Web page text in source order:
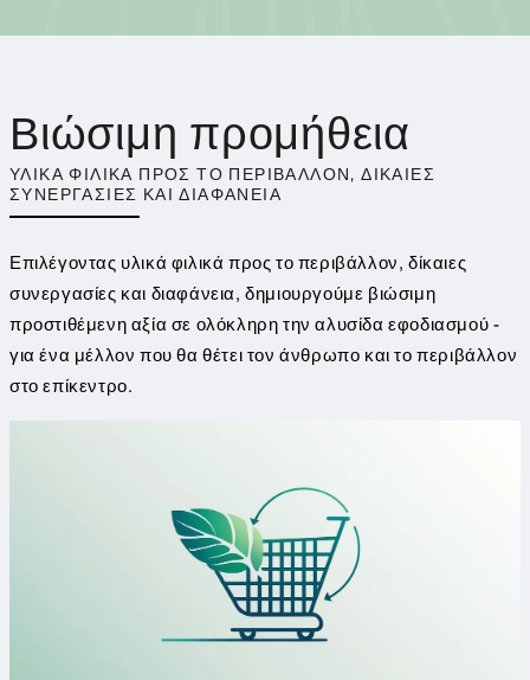
Βιώσιμη προμήθεια
ΥΛΙΚΆ ΦΙΛΙΚΆ ΠΡΟΣ ΤΟ ΠΕΡΙΒΆΛΛΟΝ, ΔΊΚΑΙΕΣ
ΣΥΝΕΡΓΑΣΊΕΣ ΚΑΙ ΔΙΑΦΆΝΕΙΑ
Επιλέγοντας υλικά φιλικά προς το περιβάλλον, δίκαιες
συνεργασίες και διαφάνεια, δημιουργούμε βιώσιμη
προστιθέμενη αξία σε ολόκληρη την αλυσίδα εφοδιασμού -
για ένα μέλλον που θα θέτει τον άνθρωπο και το περιβάλλον
στο επίκεντρο.